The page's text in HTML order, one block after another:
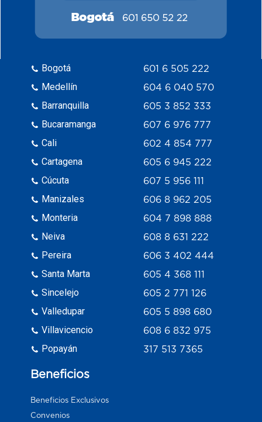
Bogotá
Medellín
Barranquilla
Bucaramanga
Cali
Cartagena
Cúcuta
Manizales
Monteria
Neiva
Pereira
Santa Marta
Sincelejo
Valledupar
Villavicencio
Popayán
601 6 505 222
604 6 040 570
605 3 852 333
607 6 976 777
602 4 854 777
605 6 945 222
607 5 956 111
606 8 962 205
604 7 898 888
608 8 631 222
606 3 402 444
605 4 368 111
605 2 771 126
605 5 898 680
608 6 832 975
317 513 7365
Beneficios
Beneficios Exclusivos
Convenios